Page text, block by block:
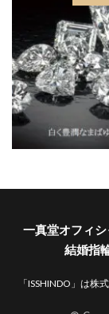
一真堂オフィシ
結婚指
「ISSHINDO」は株